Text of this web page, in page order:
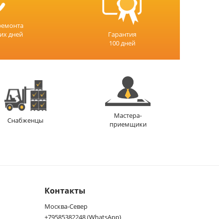
дней
Гарантия
100 дней
Снабженцы
Мастера-
приемщики
Контакты
Москва-Север
+79585382248 (WhatsApp)